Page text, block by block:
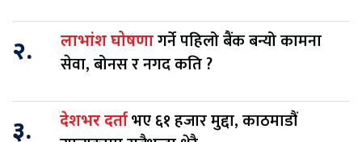
२. लाभांश घोषणागर्ने पहिलो बैंक बन्यो कामना
सेवा, बोनस र नगद कति ?
३. देशभर दर्ताभए ६१ हजार मुद्दा, काठमाडौं